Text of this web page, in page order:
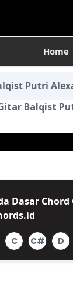
Home
Putri
Balqist
Dasar
C C# D